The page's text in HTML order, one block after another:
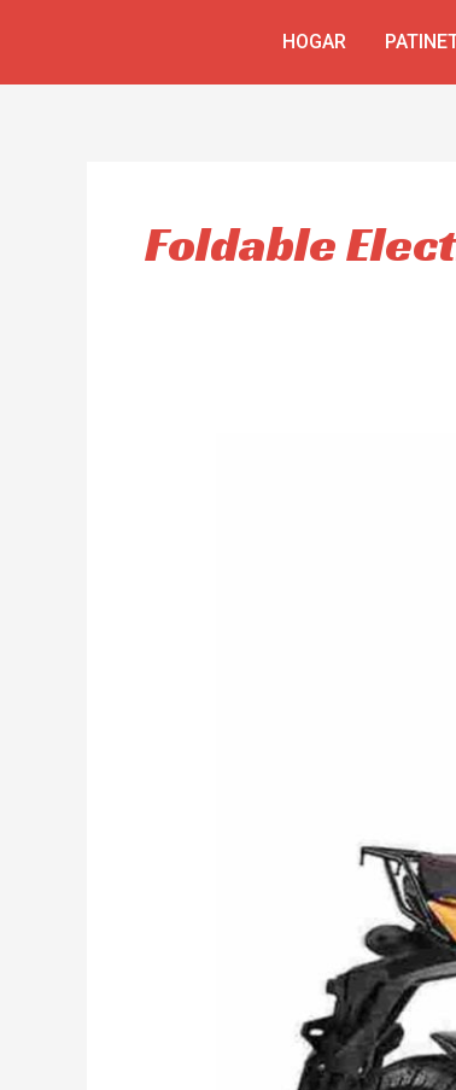
HOGAR
Foldable